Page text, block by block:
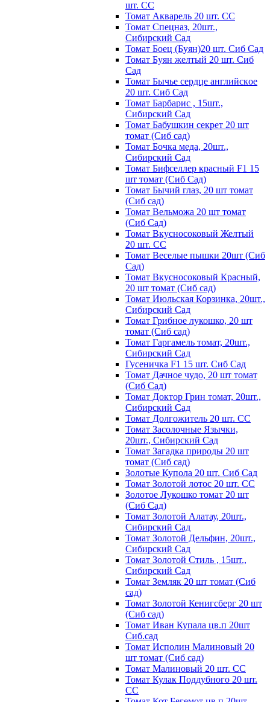
шт. СС
Томат Акварель 20 шт. СС
Томат Спецназ, 20шт.,
Сибирский Сад
Томат Боец (Буян)20 шт. Сиб Сад
Томат Бyян жeлтый 20 шт. Сиб
Сaд
Томат Бычьe cepдцe aнглийcкoe
20 шт. Сиб Сaд
Томат Барбарис , 15шт.,
Сибирский Сад
Томат Бабушкин секрет 20 шт
томат (Сиб сад)
Томат Бочка меда, 20шт.,
Сибирский Сад
Томат Бифселлер красный F1 15
шт томат (Сиб Сад)
Томат Бычий глаз, 20 шт томат
(Сиб сад)
Томат Вельможа 20 шт томат
(Сиб Сад)
Томат Вкусносоковый Желтый
20 шт. СС
Томат Веселые пышки 20шт (Сиб
Сад)
Томат Вкусносоковый Красный,
20 шт томат (Сиб сад)
Томат Июльская Корзинка, 20шт.,
Сибирский Сад
Томат Грибное лукошко, 20 шт
томат (Сиб сад)
Томат Гаргамель томат, 20шт.,
Сибирский Сад
Гусеничка F1 15 шт. Сиб Сад
Томат Дачное чудо, 20 шт томат
(Сиб Сад)
Томат Доктор Грин томат, 20шт.,
Сибирский Сад
Томат Долгожитель 20 шт. СС
Томат Засолочные Язычки,
20шт., Сибирский Сад
Томат Загадка природы 20 шт
томат (Сиб сад)
Золотые Купола 20 шт. Сиб Сад
Томат Золотой лотос 20 шт. СС
Золотое Лукошко томат 20 шт
(Сиб Сад)
Томат Золотой Алатау, 20шт.,
Сибирский Сад
Томат Золотой Дельфин, 20шт.,
Сибирский Сад
Томат Золотой Стиль , 15шт.,
Сибирский Сад
Томат Земляк 20 шт томат (Сиб
сад)
Томат Золотой Кенигсберг 20 шт
(Сиб сад)
Томат Иван Купала цв.п 20шт
Сиб.сад
Томат Исполин Малиновый 20
шт томат (Сиб сад)
Томат Малиновый 20 шт. СС
Томат Кулак Поддубного 20 шт.
СС